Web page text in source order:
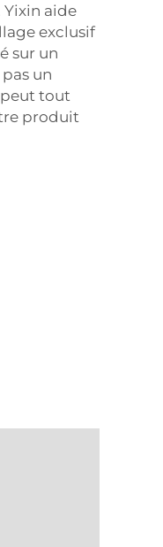
aide
exclusif
sur un
un
tout
produit